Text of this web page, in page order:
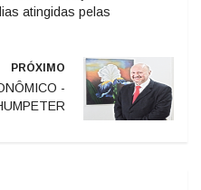
atingidas pelas
PRÓXIMO
-